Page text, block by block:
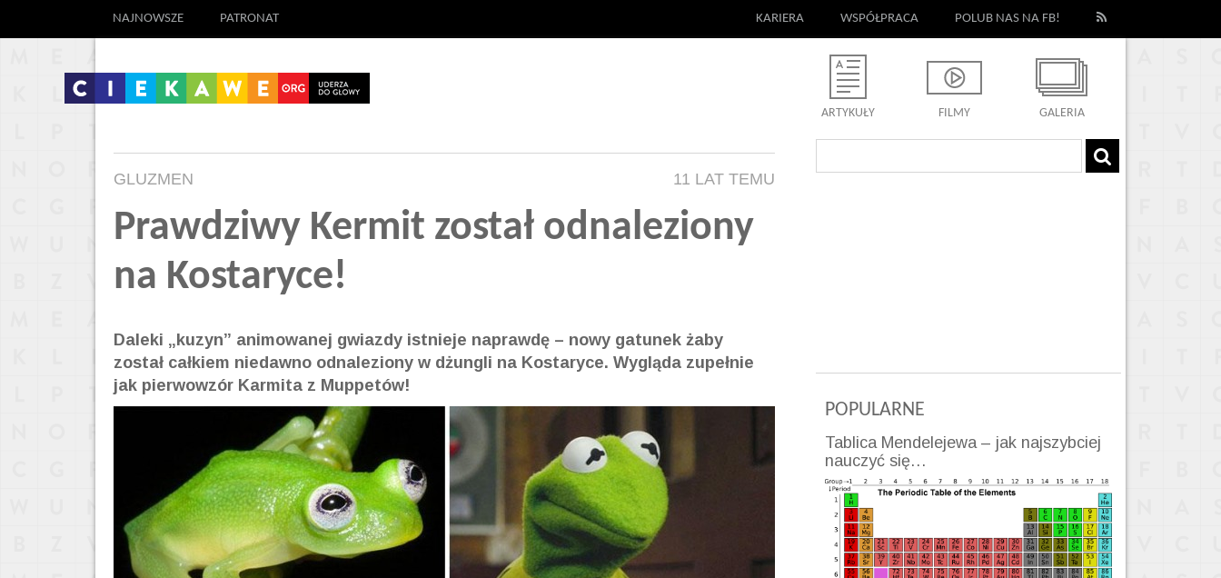
NAJNOWSZE PATRONAT KARIERA WSPÓŁPRACA POLUB NAS NA FB!
ARTYKUŁY FILMY GALERIA
GLUZMEN 11 LAT TEMU
Prawdziwy Kermit został odnaleziony
na Kostaryce!
Daleki „kuzyn” animowanej gwiazdy istnieje naprawdę – nowy gatunek żaby
został całkiem niedawno odnaleziony w dżungli na Kostaryce. Wygląda zupełnie
jak pierwowzór Karmita z Muppetów!
POPULARNE
Tablica Mendelejewa – jak najszybciej
nauczyć się…